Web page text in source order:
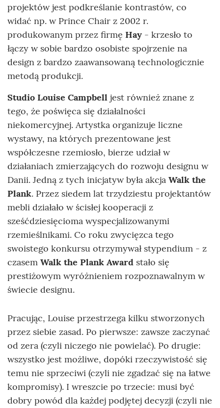
projektów jest podkreślanie kontrastów, co
widać np. w Prince Chair z 2002 r.
produkowanym przez firmę Hay - krzesło to
łączy w sobie bardzo osobiste spojrzenie na
design z bardzo zaawansowaną technologicznie
metodą produkcji.
Studio Louise Campbell jest również znane z
tego, że poświęca się działalności
niekomercyjnej. Artystka organizuje liczne
wystawy, na których prezentowane jest
współczesne rzemiosło, bierze udział w
działaniach zmierzających do rozwoju designu w
Danii. Jedną z tych inicjatyw była akcja Walk the
Plank. Przez siedem lat trzydziestu projektantów
mebli działało w ścisłej kooperacji z
sześćdziesięcioma wyspecjalizowanymi
rzemieślnikami. Co roku zwycięzca tego
swoistego konkursu otrzymywał stypendium - z
czasem Walk the Plank Award stało się
prestiżowym wyróżnieniem rozpoznawalnym w
świecie designu.
Pracując, Louise przestrzega kilku stworzonych
przez siebie zasad. Po pierwsze: zawsze zaczynać
od zera (czyli niczego nie powielać). Po drugie:
wszystko jest możliwe, dopóki rzeczywistość się
temu nie sprzeciwi (czyli nie zgadzać się na łatwe
kompromisy). I wreszcie po trzecie: musi być
dobry powód dla każdej podjętej decyzji (czyli nie